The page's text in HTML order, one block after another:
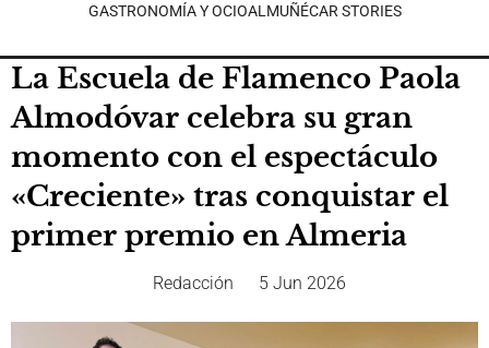
GASTRONOMÍA Y OCIOALMUÑÉCAR STORIES
La Escuela de Flamenco Paola
Almodóvar celebra su gran
momento con el espectáculo
«Creciente» tras conquistar el
primer premio en Almeria
Redacción 5 Jun 2026